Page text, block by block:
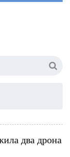
два дрона